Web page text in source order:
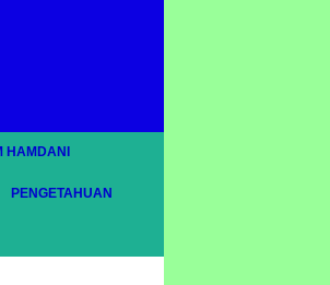
HAMDANI
PENGETAHUAN